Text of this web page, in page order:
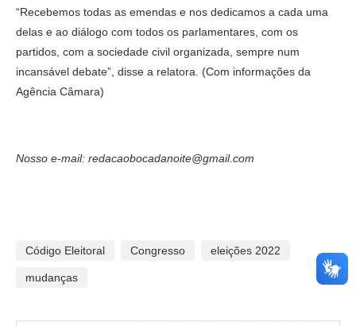
“Recebemos todas as emendas e nos dedicamos a cada uma
delas e ao diálogo com todos os parlamentares, com os
partidos, com a sociedade civil organizada, sempre num
incansável debate”, disse a relatora. (Com informações da
Agência Câmara)
Nosso e-mail: redacaobocadanoite@gmail.com
Código Eleitoral Congresso eleições 2022
mudanças